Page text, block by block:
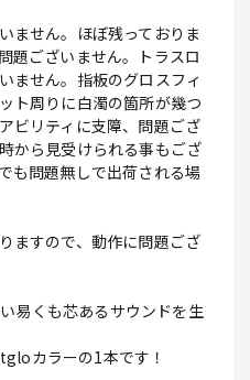
ません。ほぼ残っておりま
題ございません。トラスロ
ません。指板のグロスフィ
ト周りに白濁の箇所が幾つ
ビリティに支障、問題ござ
から見受けられる事もござ
も問題無しで出荷される場
ますので、動作に問題ござ
易くも芯あるサウンドを生
カラーの1本です！